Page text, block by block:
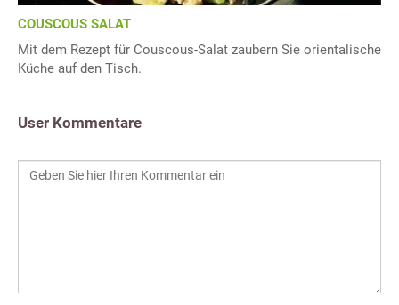
COUSCOUS SALAT
Mit dem Rezept für Couscous-Salat zaubern Sie orientalische
Küche auf den Tisch.
User Kommentare